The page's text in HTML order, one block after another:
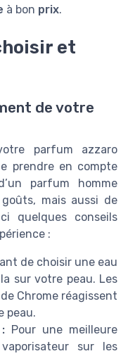
à bon prix.
et
de votre
parfum azzaro
prendre en compte
parfum homme
mais aussi de
quelques conseils
:
de choisir une eau
sur votre peau. Les
Chrome réagissent
peau.
Pour une meilleure
sur les